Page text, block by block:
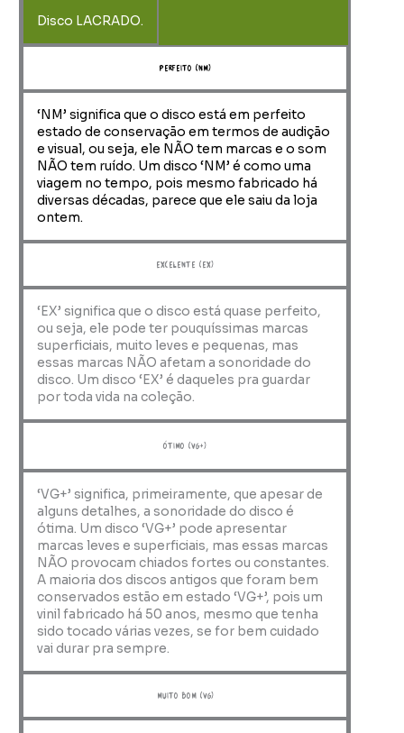
Disco LACRADO.
perfeito (NM)
‘NM’ significa que o disco está em perfeito
estado de conservação em termos de audição
e visual, ou seja, ele NÃO tem marcas e o som
NÃO tem ruído. Um disco ‘NM’ é como uma
viagem no tempo, pois mesmo fabricado há
diversas décadas, parece que ele saiu da loja
ontem.
Excelente (EX)
‘EX’ significa que o disco está quase perfeito,
ou seja, ele pode ter pouquíssimas marcas
superficiais, muito leves e pequenas, mas
essas marcas NÃO afetam a sonoridade do
disco. Um disco ‘EX’ é daqueles pra guardar
por toda vida na coleção.
ótimo (VG+)
‘VG+’ significa, primeiramente, que apesar de
alguns detalhes, a sonoridade do disco é
ótima. Um disco ‘VG+’ pode apresentar
marcas leves e superficiais, mas essas marcas
NÃO provocam chiados fortes ou constantes.
A maioria dos discos antigos que foram bem
conservados estão em estado ‘VG+’, pois um
vinil fabricado há 50 anos, mesmo que tenha
sido tocado várias vezes, se for bem cuidado
vai durar pra sempre.
muito bom (VG)